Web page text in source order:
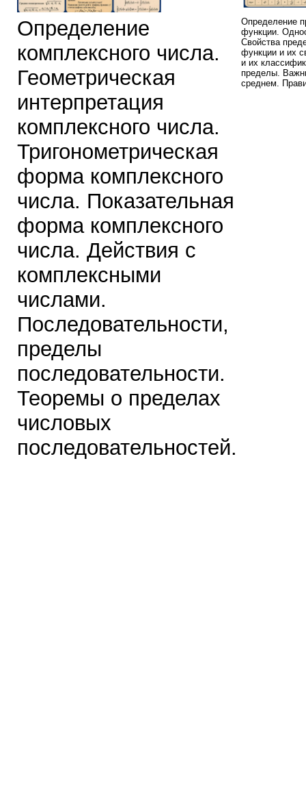
Определение
комплексного числа.
Геометрическая
интерпретация
комплексного числа.
Тригонометрическая
форма комплексного
числа. Показательная
форма комплексного
числа. Действия с
комплексными
числами.
Последовательности,
пределы
последовательности.
Теоремы о пределах
числовых
последовательностей.
Определение
функции.
Свойства
функции и их
и их
пределы.
среднем.